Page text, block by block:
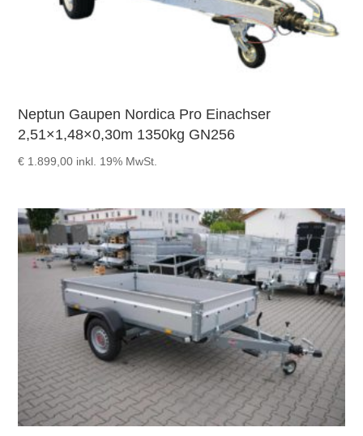
Neptun Gaupen Nordica Pro Einachser
2,51×1,48×0,30m 1350kg GN256
€ 1.899,00 inkl. 19% MwSt.